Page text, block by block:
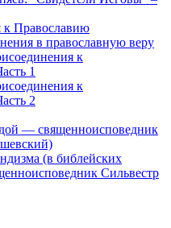
Православию
в православную веру
к
1
к
2
— священноисповедник
(в библейских
Сильвестр